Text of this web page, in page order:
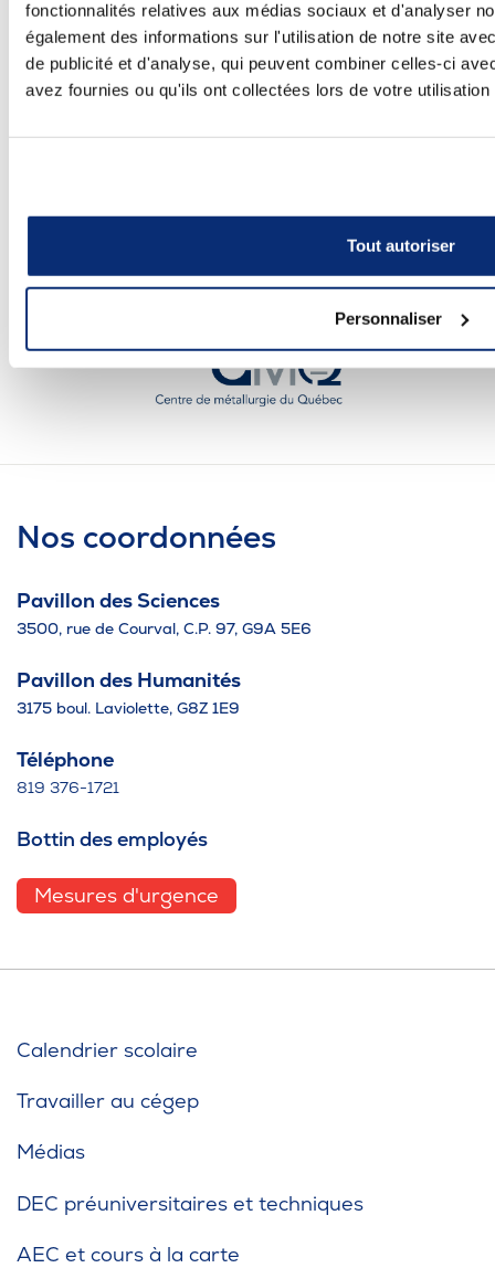
fonctionnalités relatives aux médias sociaux et d'analyser
également des informations sur l'utilisation de notre site
de publicité et d'analyse, qui peuvent combiner celles-ci
avez fournies ou qu'ils ont collectées lors de votre
Tout autoriser
Personnaliser
Nos coordonnées
Pavillon des Sciences
3500, rue de Courval, C.P. 97, G9A 5E6
Pavillon des Humanités
3175 boul. Laviolette, G8Z 1E9
Téléphone
819 376-1721
Bottin des employés
Mesures d'urgence
Calendrier scolaire
Travailler au cégep
Médias
DEC préuniversitaires et techniques
AEC et cours à la carte